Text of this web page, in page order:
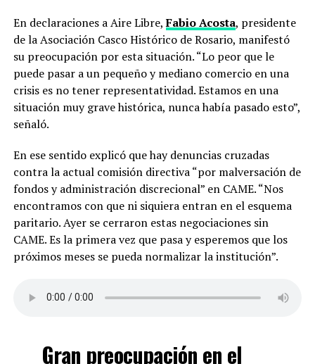
En declaraciones a Aire Libre,Fabio Acosta, presidente
de la Asociación Casco Histórico de Rosario, manifestó
su preocupación por esta situación. “Lo peor que le
puede pasar a un pequeño y mediano comercio en una
crisis es no tener representatividad. Estamos en una
situación muy grave histórica, nunca había pasado esto”,
señaló.
En ese sentido explicó que hay denuncias cruzadas
contra la actual comisión directiva “por malversación de
fondos y administración discrecional” en CAME. “Nos
encontramos con que ni siquiera entran en el esquema
paritario. Ayer se cerraron estas negociaciones sin
CAME. Es la primera vez que pasa y esperemos que los
próximos meses se pueda normalizar la institución”.
Gran preocupación en el